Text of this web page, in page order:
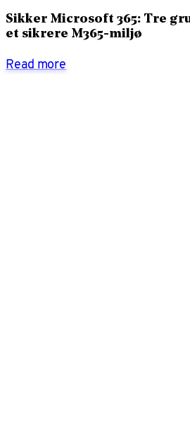
Sikker Microsoft 365: Tre
et sikrere M365-miljø
Read more